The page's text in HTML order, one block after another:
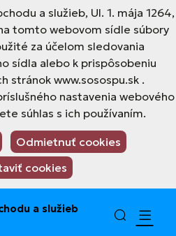
a služieb, Ul. 1. mája 1264,
tomto webovom sídle súbory
za účelom sledovania
sídla alebo k prispôsobeniu
stránok www.sosospu.sk .
nastavenia webového
súhlas s ich používaním.
Odmietnuť cookies
cookies
a služieb